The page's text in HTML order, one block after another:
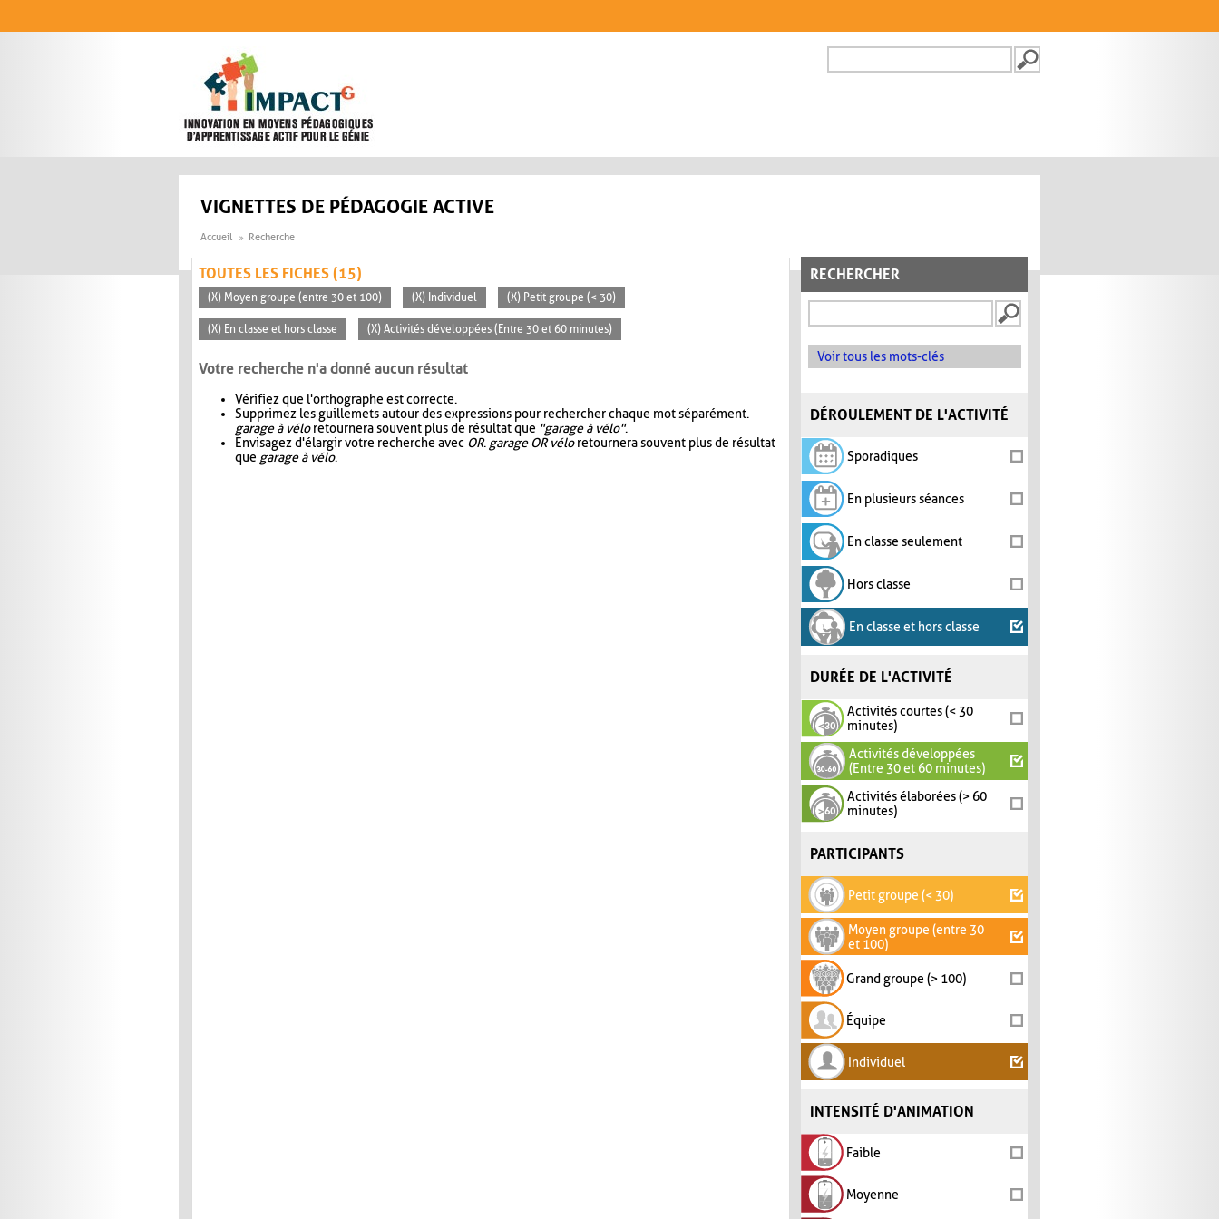
FORMULAIRE DE
VIGNETTES DE PÉDAGOGIE ACTIVE
Accueil Recherche
RECHERCHER
Voir tous les mots-clés
DÉROULEMENT DE L'ACTIVITÉ
Sporadiques
En plusieurs séances
En classe seulement
Hors classe
En classe et hors classe
DURÉE DE L'ACTIVITÉ
Activités courtes (< 30
minutes)
Activités développées
(Entre 30 et 60 minutes)
Activités élaborées (> 60
minutes)
PARTICIPANTS
Petit groupe (< 30)
Moyen groupe (entre 30
et 100)
Grand groupe (> 100)
Équipe
Individuel
INTENSITÉ D'ANIMATION
Faible
Moyenne
TOUTES LES FICHES (15)
(X) Moyen groupe (entre 30 et 100) (X) Individuel (X) Petit groupe (< 30)
(X) En classe et hors classe (X) Activités développées (Entre 30 et 60 minutes)
Votre recherche n'a donné aucun résultat
Vérifiez que l'orthographe est correcte.
Supprimez les guillemets autour des expressions pour rechercher chaque mot séparément.
garage à véloretournera souvent plus de résultat que "garage à vélo".
Envisagez d'élargir votre recherche avec OR. garage OR véloretournera souvent plus de résultat
que garage à vélo.